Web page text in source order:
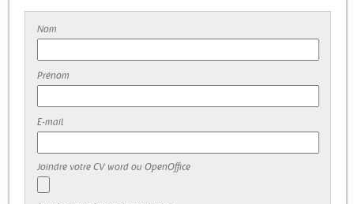
Nom
Prénom
E-mail
Joindre votre CV word ou OpenOffice